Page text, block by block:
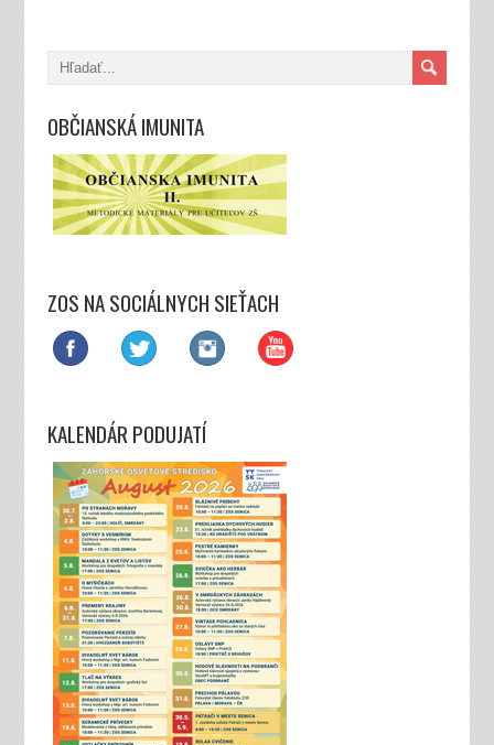
OBČIANSKÁ IMUNITA
ZOS NA SOCIÁLNYCH SIEŤACH
KALENDÁR PODUJATÍ